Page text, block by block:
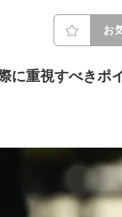
お
に重視すべきポ